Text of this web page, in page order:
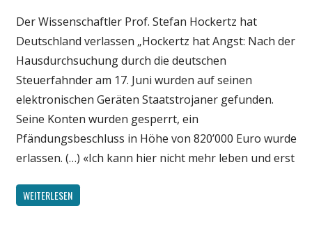
Wirtschaft
Wissenschaft
Der Wissenschaftler Prof. Stefan Hockertz hat
Deutschland verlassen „Hockertz hat Angst: Nach der
Hausdurchsuchung durch die deutschen
Steuerfahnder am 17. Juni wurden auf seinen
elektronischen Geräten Staatstrojaner gefunden.
Seine Konten wurden gesperrt, ein
Pfändungsbeschluss in Höhe von 820’000 Euro wurde
erlassen. (…) «Ich kann hier nicht mehr leben und erst
WEITERLESEN